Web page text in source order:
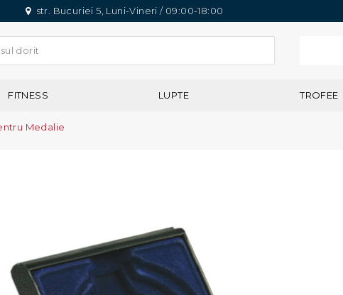
str. Bucuriei 5, Luni-Vineri / 09:00-18:00
FITNESS LUPTE TROFEE
Medalie